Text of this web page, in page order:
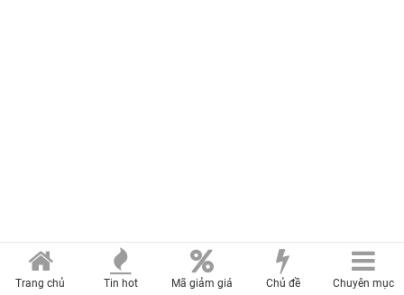
Trang chủ Tin hot Mã giảm giá Chủ đề Chuyên mục